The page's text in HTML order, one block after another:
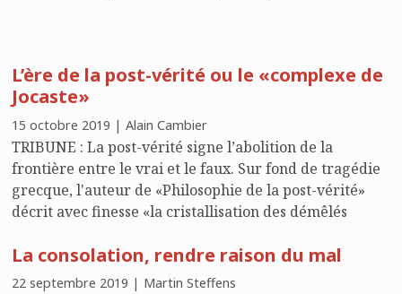
L’ère de la post-vérité ou le «complexe de
Jocaste»
15 octobre 2019 | Alain Cambier
TRIBUNE : La post-vérité signe l’abolition de la
frontière entre le vrai et le faux. Sur fond de tragédie
grecque, l'auteur de «Philosophie de la post-vérité»
décrit avec finesse «la cristallisation des démêlés
de son déni».
La consolation, rendre raison du mal
22 septembre 2019 | Martin Steffens